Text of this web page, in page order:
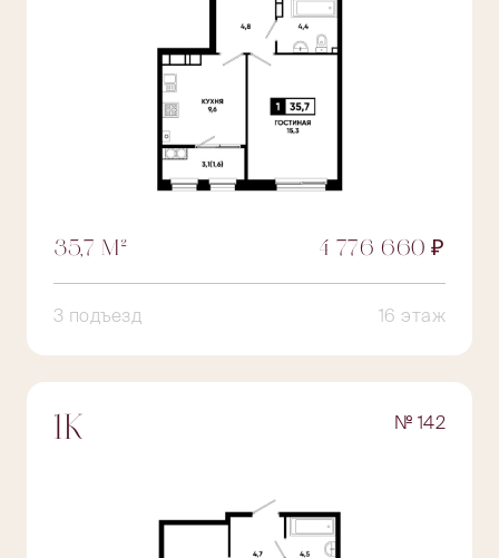
35,7 М² 4 776 660 ₽
3 подъезд 16 этаж
1К № 142